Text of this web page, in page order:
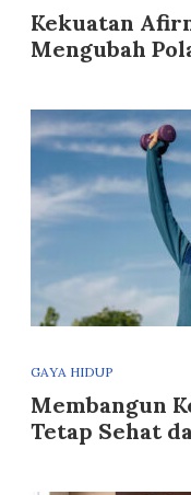
Kekuatan
Mengubah
GAYA HIDUP
Membangun
Tetap Sehat